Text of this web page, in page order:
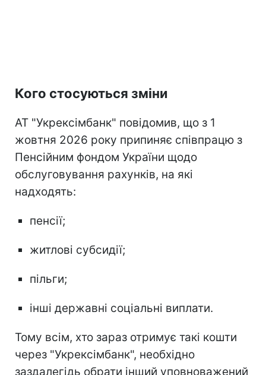
Кого стосуються зміни
АТ "Укрексімбанк" повідомив, що з 1
жовтня 2026 року припиняє співпрацю з
Пенсійним фондом України щодо
обслуговування рахунків, на які
надходять:
пенсії;
житлові субсидії;
пільги;
інші державні соціальні виплати.
Тому всім, хто зараз отримує такі кошти
через "Укрексімбанк", необхідно
заздалегідь обрати інший уповноважений